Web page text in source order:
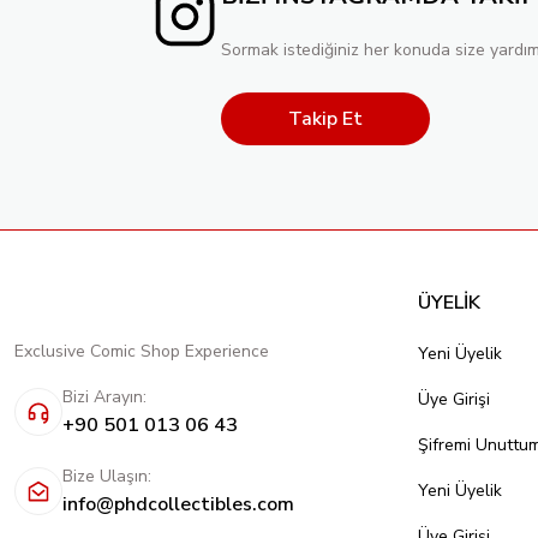
Sormak istediğiniz her konuda size
Takip Et
Exclusive Comic Shop Experience
Bizi Arayın:
+90 501 013 06 43
Bize Ulaşın:
info@phdcollectibles.com
ÜYELİK
Yeni Üyelik
Üye Girişi
Şifremi
Yeni Üyelik